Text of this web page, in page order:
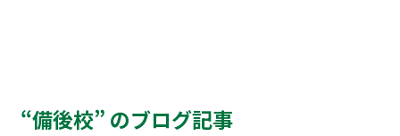
“備後校” のブログ記事